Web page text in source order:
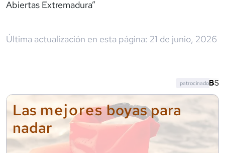
Abiertas Extremadura”
Última actualización en esta página: 21 de junio, 2026
Las mejoresboyas para
nadar
patrocinado